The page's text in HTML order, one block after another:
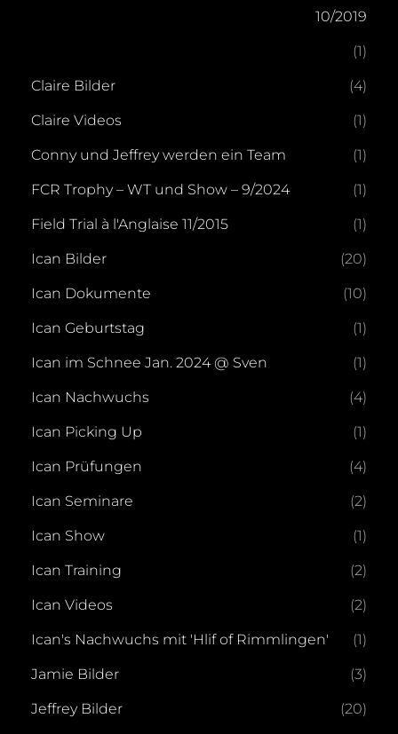
10/2019
(1)
Claire Bilder (4)
Claire Videos (1)
Conny und Jeffrey werden ein Team (1)
FCR Trophy – WT und Show – 9/2024 (1)
Field Trial à l'Anglaise 11/2015 (1)
Ican Bilder (20)
Ican Dokumente (10)
Ican Geburtstag (1)
Ican im Schnee Jan. 2024 @ Sven (1)
Ican Nachwuchs (4)
Ican Picking Up (1)
Ican Prüfungen (4)
Ican Seminare (2)
Ican Show (1)
Ican Training (2)
Ican Videos (2)
Ican's Nachwuchs mit 'Hlif of Rimmlingen' (1)
Jamie Bilder (3)
Jeffrey Bilder (20)